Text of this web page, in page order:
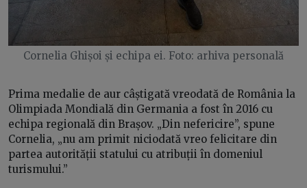
Cornelia Ghișoi și echipa ei. Foto: arhiva personală
Prima medalie de aur câștigată vreodată de România la
Olimpiada Mondială din Germania a fost în 2016 cu
echipa regională din Brașov. „Din nefericire”, spune
Cornelia, „nu am primit niciodată vreo felicitare din
partea autorității statului cu atribuții în domeniul
turismului.”